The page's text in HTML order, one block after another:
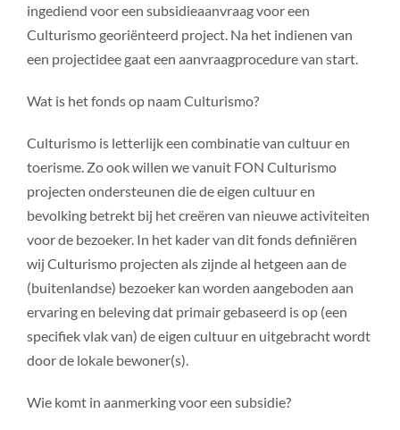
ingediend voor een subsidieaanvraag voor een
Culturismo georiënteerd project. Na het indienen van
een projectidee gaat een aanvraagprocedure van start.
Wat is het fonds op naam Culturismo?
Culturismo is letterlijk een combinatie van cultuur en
toerisme. Zo ook willen we vanuit FON Culturismo
projecten ondersteunen die de eigen cultuur en
bevolking betrekt bij het creëren van nieuwe activiteiten
voor de bezoeker. In het kader van dit fonds definiëren
wij Culturismo projecten als zijnde al hetgeen aan de
(buitenlandse) bezoeker kan worden aangeboden aan
ervaring en beleving dat primair gebaseerd is op (een
specifiek vlak van) de eigen cultuur en uitgebracht wordt
door de lokale bewoner(s).
Wie komt in aanmerking voor een subsidie?